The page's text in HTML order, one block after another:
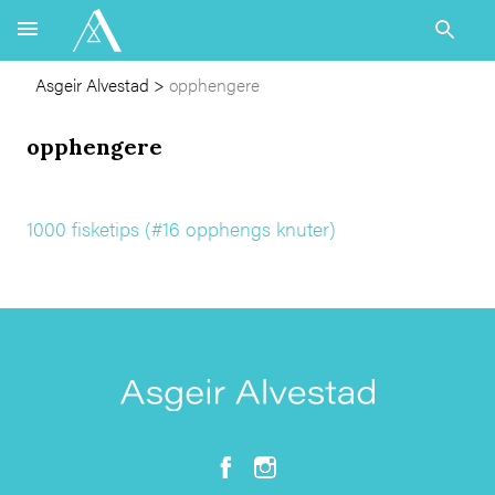
Asgeir Alvestad > opphengere
opphengere
1000 fisketips (#16 opphengs knuter)